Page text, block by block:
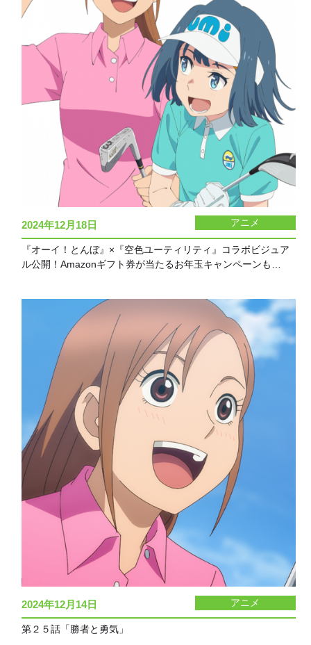
2024年12月18日 アニメ
『オーイ！とんぼ』×『空色ユーティリティ』コラボビジュア
ル公開！Amazonギフト券が当たるお年玉キャンペーンも…
2024年12月14日 アニメ
第２５話「勝者と勇気」